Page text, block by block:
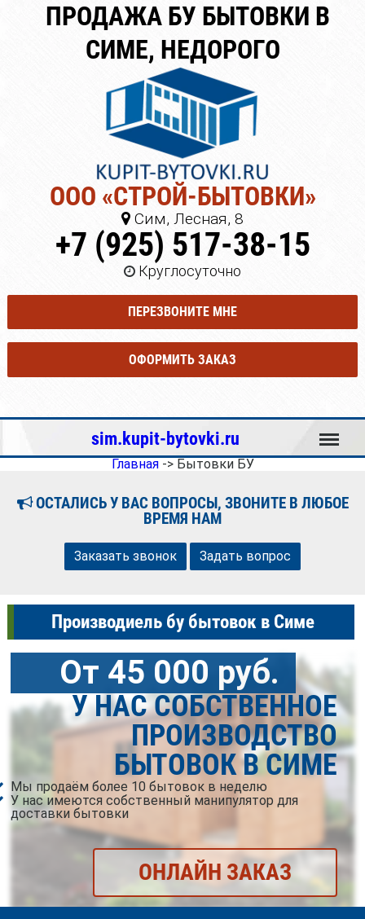
ПРОДАЖА БУ БЫТОВКИ В
СИМЕ, НЕДОРОГО
ООО «СТРОЙ-БЫТОВКИ»
Сим, Лесная, 8
+7 (925) 517-38-15
Круглосуточно
ПЕРЕЗВОНИТЕ МНЕ
ОФОРМИТЬ ЗАКАЗ
sim.kupit-bytovki.ru Меню
Главная-> Бытовки БУ
ОСТАЛИСЬ У ВАС ВОПРОСЫ, ЗВОНИТЕ В ЛЮБОЕ
ВРЕМЯ НАМ
Заказать звонок Задать вопрос
Производиель бу бытовок в Симе
От 45 000 руб.
У НАС СОБСТВЕННОЕ
ПРОИЗВОДСТВО
БЫТОВОК В СИМЕ
Мы продаём более 10 бытовок в неделю
У нас имеются собственный манипулятор для
доставки бытовки
ОНЛАЙН ЗАКАЗ